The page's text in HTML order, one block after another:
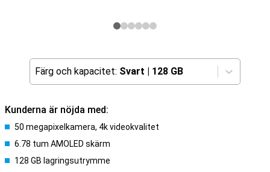
Färg och kapacitet: Svart | 128 GB
Kunderna är nöjda med:
50 megapixelkamera, 4k videokvalitet
6.78 tum AMOLED skärm
128 GB lagringsutrymme